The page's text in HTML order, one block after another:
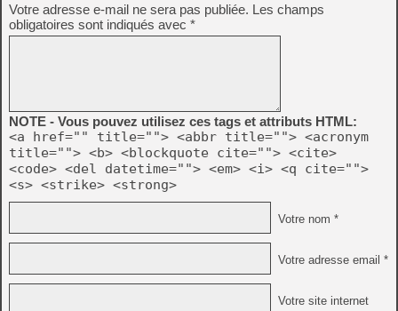
Votre adresse e-mail ne sera pas publiée. Les champs
obligatoires sont indiqués avec *
NOTE - Vous pouvez utilisez ces tags et attributs HTML:
<a href="" title=""> <abbr title=""> <acronym
title=""> <b> <blockquote cite=""> <cite>
<code> <del datetime=""> <em> <i> <q cite="">
<s> <strike> <strong>
Votre nom *
Votre adresse email *
Votre site internet